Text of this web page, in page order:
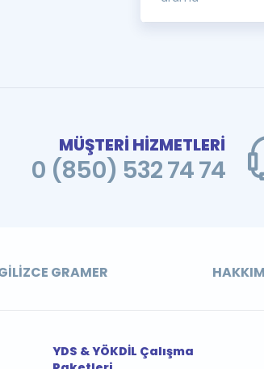
MÜŞTERİ HİZMETLERİ
0 (850) 532 74 74
GRAMER
YDS & YÖKDİL Çalışma